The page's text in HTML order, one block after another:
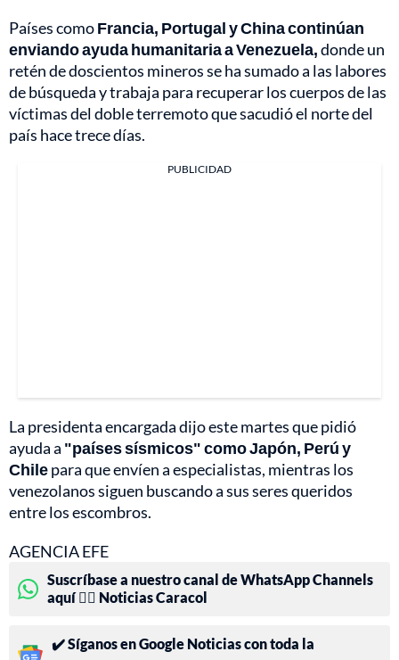
Países comoFrancia, Portugal y China continúan
enviando ayuda humanitaria a Venezuela,donde un
retén de doscientos mineros se ha sumado a las labores
de búsqueda y trabaja para recuperar los cuerpos de las
víctimas del doble terremoto que sacudió el norte del
país hace trece días.
PUBLICIDAD
La presidenta encargada dijo este martes que pidió
ayuda a "países sísmicos" como Japón, Perú y
Chilepara que envíen a especialistas, mientras los
venezolanos siguen buscando a sus seres queridos
entre los escombros.
AGENCIA EFE
Suscríbase a nuestro canal de WhatsApp Channels
aquí 👉🏻 Noticias Caracol
✔️ Síganos en Google Noticias con toda la